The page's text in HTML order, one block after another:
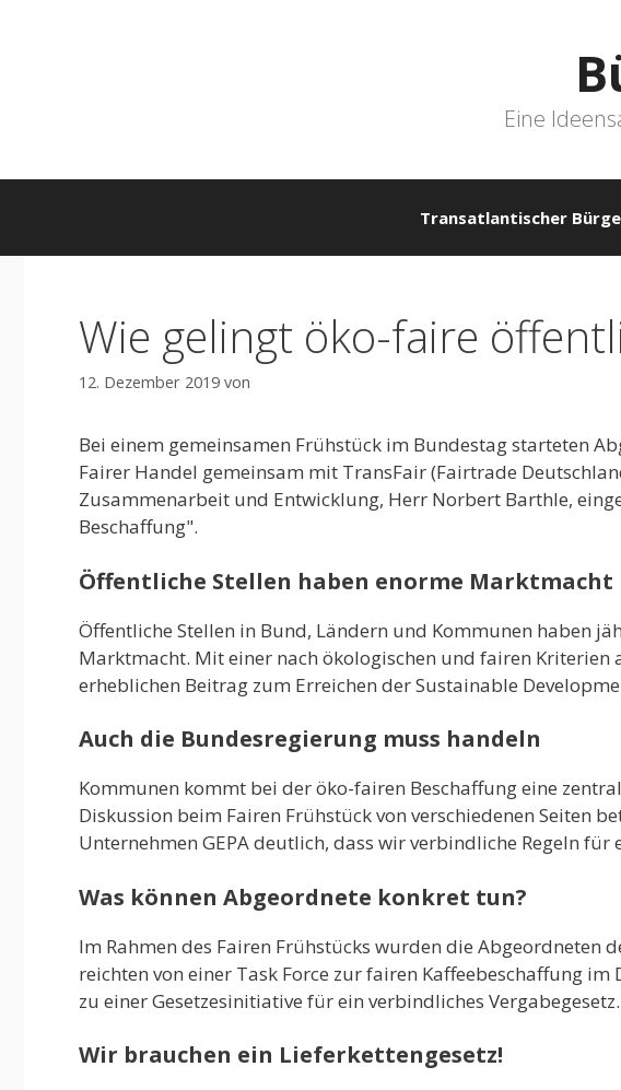
Eine
Transatlantischer
Wie gelingt öko-faire
12. Dezember 2019 von
Bei einem gemeinsamen Frühstück im Bundestag starteten
Fairer Handel gemeinsam mit TransFair (Fairtrade
Zusammenarbeit und Entwicklung, Herr Norbert Barthle,
Beschaffung".
Öffentliche Stellen haben enorme Marktmacht
Öffentliche Stellen in Bund, Ländern und Kommunen haben
Marktmacht. Mit einer nach ökologischen und fairen
erheblichen Beitrag zum Erreichen der Sustainable
Auch die Bundesregierung muss handeln
Kommunen kommt bei der öko-fairen Beschaffung eine
Diskussion beim Fairen Frühstück von verschiedenen Seiten
Unternehmen GEPA deutlich, dass wir verbindliche Regeln
Was können Abgeordnete konkret tun?
Im Rahmen des Fairen Frühstücks wurden die Abgeordneten
reichten von einer Task Force zur fairen Kaffeebeschaffung
zu einer Gesetzesinitiative für ein verbindliches Vergabegesetz.
Wir brauchen ein Lieferkettengesetz!